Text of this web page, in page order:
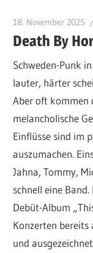
18. November 2025
Death By
Schweden-Punk
lauter, härter
Aber oft kommen
melancholische
Einflüsse sind im
auszumachen.
Jahna, Tommy,
schnell eine
Debüt-Album
Konzerten bereits
und